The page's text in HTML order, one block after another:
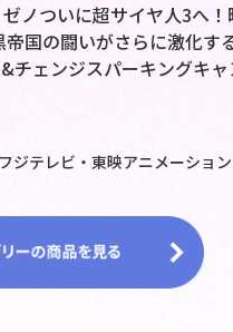
ノついに超サイヤ人3へ
国の闘いがさらに激化す
チェンジスパーキングキ
ジテレビ・東映アニメーション